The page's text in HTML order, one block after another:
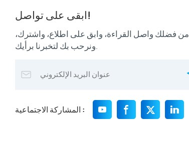
ابقى على تواصل!
من فضلك واصل القراءة، وابق على اطلاع، واشترك،
ونرحب بك لتخبرنا برأيك.
المشاركة الاجتماعية :